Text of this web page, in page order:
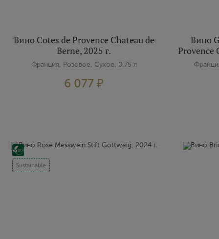
Вино Cotes de Provence Chateau de
Berne, 2025 г.
Франция, Розовое, Сухое, 0.75 л
6 077 ₽
Вино
Provence
Sustainable